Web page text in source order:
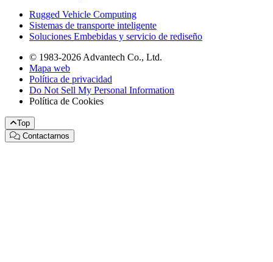
Rugged Vehicle Computing
Sistemas de transporte inteligente
Soluciones Embebidas y servicio de rediseño
© 1983-2026 Advantech Co., Ltd.
Mapa web
Política de privacidad
Do Not Sell My Personal Information
Política de Cookies
Top
Contactarnos